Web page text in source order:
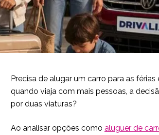
Precisa de alugar um carro para as
quando viaja com mais pessoas, a
por duas viaturas?
Ao analisar opções como aluguer de